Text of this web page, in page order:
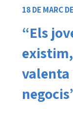
18 DE MARÇ
“Els